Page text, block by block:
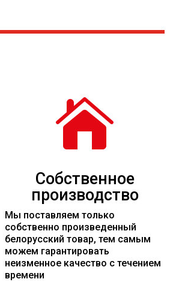

Собственное
производство
Мы поставляем только
собственно произведенный
белорусский товар, тем самым
можем гарантировать
неизменное качество с течением
времени